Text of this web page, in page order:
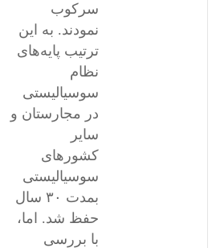
سرکوب
نمودند. به این
ترتیب پایه‌های
نظام
سوسیالیستی
در مجارستان و
سایر
کشورهای
سوسیالیستی
بمدت ۳٠ سال
حفظ شد. اما،
با بررسی